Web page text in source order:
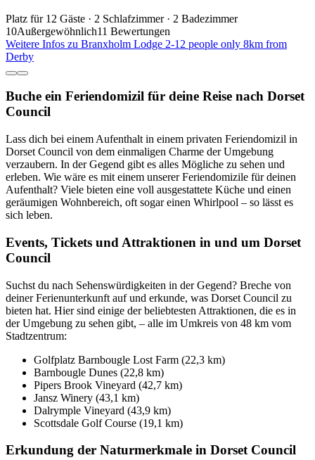
Platz für 12 Gäste · 2 Schlafzimmer · 2 Badezimmer
10Außergewöhnlich11 Bewertungen
Weitere Infos zu Branxholm Lodge 2-12 people only 8km from
Derby
Buche ein Feriendomizil für deine Reise nach Dorset
Council
Lass dich bei einem Aufenthalt in einem privaten Feriendomizil in
Dorset Council von dem einmaligen Charme der Umgebung
verzaubern. In der Gegend gibt es alles Mögliche zu sehen und
erleben. Wie wäre es mit einem unserer Feriendomizile für deinen
Aufenthalt? Viele bieten eine voll ausgestattete Küche und einen
geräumigen Wohnbereich, oft sogar einen Whirlpool – so lässt es
sich leben.
Events, Tickets und Attraktionen in und um Dorset
Council
Suchst du nach Sehenswürdigkeiten in der Gegend? Breche von
deiner Ferienunterkunft auf und erkunde, was Dorset Council zu
bieten hat. Hier sind einige der beliebtesten Attraktionen, die es in
der Umgebung zu sehen gibt, – alle im Umkreis von 48 km vom
Stadtzentrum:
Golfplatz Barnbougle Lost Farm (22,3 km)
Barnbougle Dunes (22,8 km)
Pipers Brook Vineyard (42,7 km)
Jansz Winery (43,1 km)
Dalrymple Vineyard (43,9 km)
Scottsdale Golf Course (19,1 km)
Erkundung der Naturmerkmale in Dorset Council